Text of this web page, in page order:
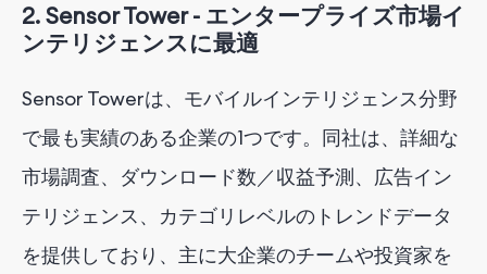
2.Sensor Tower - エンタープライズ市場イ
ンテリジェンスに最適
Sensor Towerは、モバイルインテリジェンス分野
で最も実績のある企業の1つです。同社は、詳細な
市場調査、ダウンロード数／収益予測、広告イン
テリジェンス、カテゴリレベルのトレンドデータ
を提供しており、主に大企業のチームや投資家を